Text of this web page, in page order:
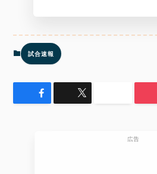
試合速報
広告